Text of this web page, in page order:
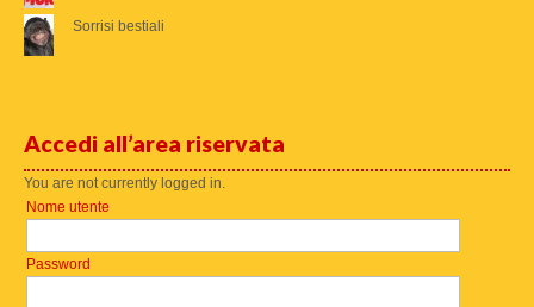
Sorrisi bestiali
Accedi all’area riservata
You are not currently logged in.
Nome utente
Password